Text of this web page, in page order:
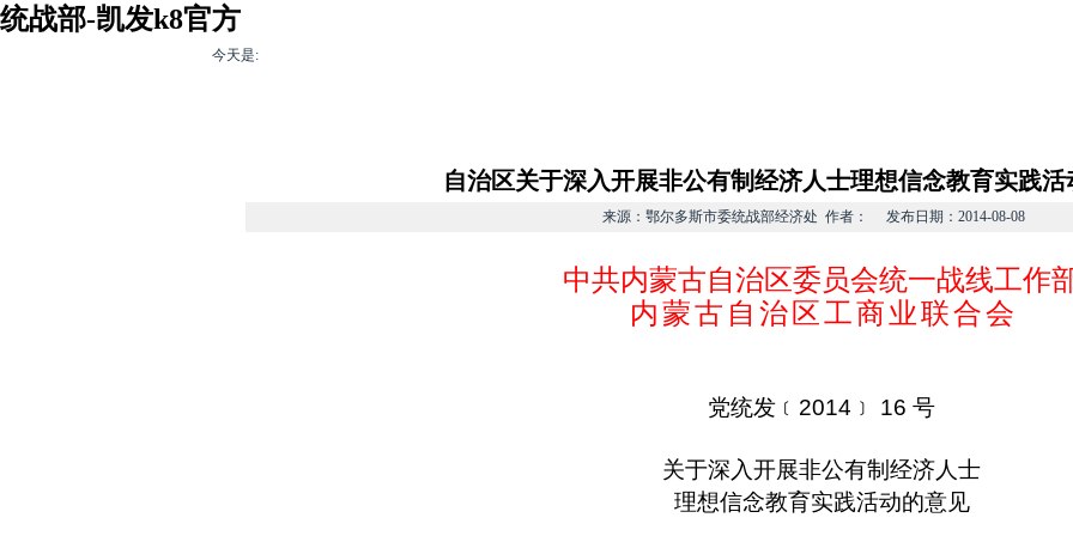
统战部-凯发k8官方
今天是:
自治区关于深入开展非公有制经济人士理想信念教育实践活
来源：鄂尔多斯市委统战部经济处 作者： 发布日期：2014-08-08
中共内蒙古自治区委员会统一战线工作
内蒙古 自 治 区工商业联合会
党统发﹝ 2014 ﹞ 16 号
关于深入开展非公有制经济人士
理想信念教育实践活动的意见